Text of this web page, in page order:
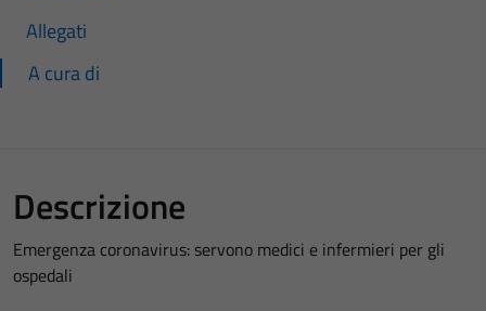
Allegati
A cura di
Descrizione
Emergenza coronavirus: servono medici e infermieri per gli
ospedali